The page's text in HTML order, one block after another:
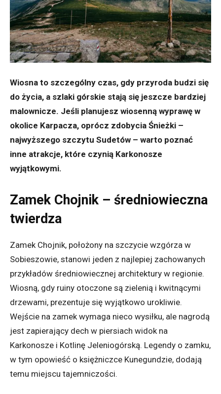
Wiosna to szczególny czas, gdy przyroda budzi się
do życia, a szlaki górskie stają się jeszcze bardziej
malownicze. Jeśli planujesz wiosenną wyprawę w
okolice Karpacza, oprócz zdobycia Śnieżki –
najwyższego szczytu Sudetów – warto poznać
inne atrakcje, które czynią Karkonosze
wyjątkowymi.
Zamek Chojnik – średniowieczna
twierdza
Zamek Chojnik, położony na szczycie wzgórza w
Sobieszowie, stanowi jeden z najlepiej zachowanych
przykładów średniowiecznej architektury w regionie.
Wiosną, gdy ruiny otoczone są zielenią i kwitnącymi
drzewami, prezentuje się wyjątkowo urokliwie.
Wejście na zamek wymaga nieco wysiłku, ale nagrodą
jest zapierający dech w piersiach widok na
Karkonosze i Kotlinę Jeleniogórską. Legendy o zamku,
w tym opowieść o księżniczce Kunegundzie, dodają
temu miejscu tajemniczości.